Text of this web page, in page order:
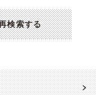
検索する